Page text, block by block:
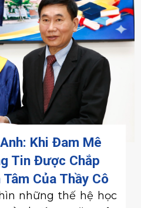
Khi Đam Mê
Tin Được Chắp
Của Thầy Cô
những thế hệ học